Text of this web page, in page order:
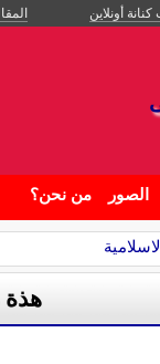
كنانة أونلاين
الصور من نحن؟